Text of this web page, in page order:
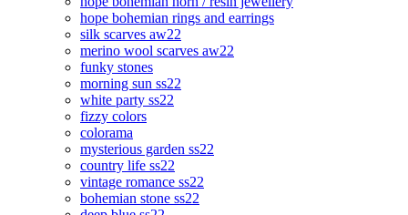
hope bohemian rings and earrings
silk scarves aw22
merino wool scarves aw22
funky stones
morning sun ss22
white party ss22
fizzy colors
colorama
mysterious garden ss22
country life ss22
vintage romance ss22
bohemian stone ss22